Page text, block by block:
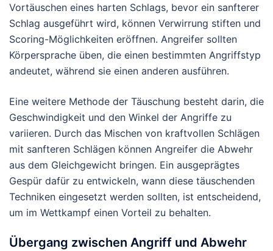
Vortäuschen eines harten Schlags, bevor ein sanfterer
Schlag ausgeführt wird, können Verwirrung stiften und
Scoring-Möglichkeiten eröffnen. Angreifer sollten
Körpersprache üben, die einen bestimmten Angriffstyp
andeutet, während sie einen anderen ausführen.
Eine weitere Methode der Täuschung besteht darin, die
Geschwindigkeit und den Winkel der Angriffe zu
variieren. Durch das Mischen von kraftvollen Schlägen
mit sanfteren Schlägen können Angreifer die Abwehr
aus dem Gleichgewicht bringen. Ein ausgeprägtes
Gespür dafür zu entwickeln, wann diese täuschenden
Techniken eingesetzt werden sollten, ist entscheidend,
um im Wettkampf einen Vorteil zu behalten.
Übergang zwischen Angriff und Abwehr